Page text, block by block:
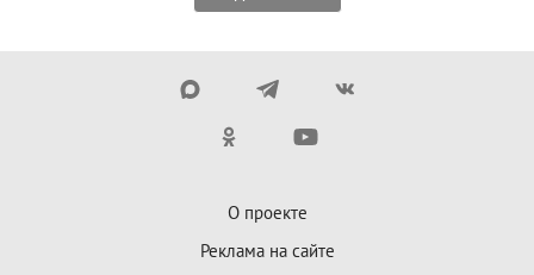
О проекте
Реклама на сайте